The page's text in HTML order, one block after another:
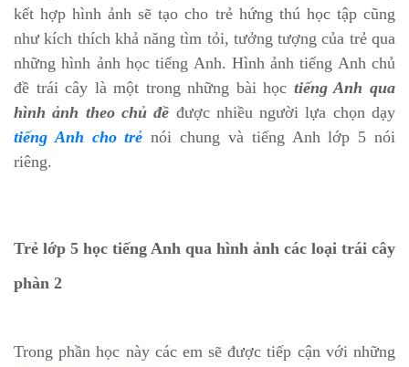
kết hợp hình ảnh sẽ tạo cho trẻ hứng thú học tập cũng
như kích thích khả năng tìm tỏi, tưởng tượng của trẻ qua
những hình ảnh học tiếng Anh. Hình ảnh tiếng Anh chủ
đề trái cây là một trong những bài học tiếng Anh qua
hình ảnh theo chủ đề được nhiều người lựa chọn dạy
tiếng Anh cho trẻ nói chung và tiếng Anh lớp 5 nói
riêng.
Trẻ lớp 5 học tiếng Anh qua hình ảnh các loại trái cây
phàn 2
Trong phần học này các em sẽ được tiếp cận với những